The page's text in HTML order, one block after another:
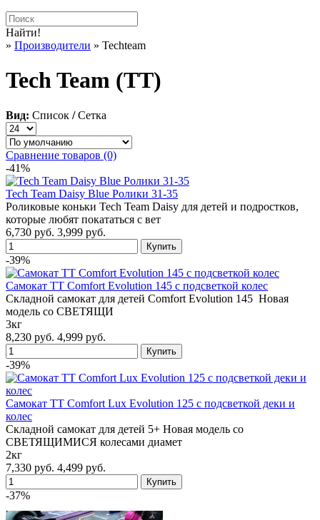
Найти!
» Производители » Techteam
Tech Team (TT)
Вид: Список / Сетка
Сравнение товаров (0)
-41%
Tech Team Daisy Blue Ролики 31-35
Роликовые коньки Tech Team Daisy для детей и подростков,
которые любят покататься с вет
6,730 руб. 3,999 руб.
-39%
Самокат TT Comfort Evolution 145 с подсветкой колес
Складной самокат для детей Comfort Evolution 145 Новая
модель со СВЕТЯЩИ
3кг
8,230 руб. 4,999 руб.
-39%
Самокат TT Comfort Lux Evolution 125 с подсветкой деки и
колес
Складной самокат для детей 5+ Новая модель со
СВЕТЯЩИМИСЯ колесами диамет
2кг
7,330 руб. 4,499 руб.
-37%